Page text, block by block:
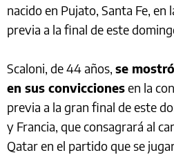
nacido en Pujato, Santa Fe, en
previa a la final de este
Scaloni, de 44 años, se
en sus conviccionesen la
previa a la gran final de este
y Francia, que consagrará al
Qatar en el partido que se